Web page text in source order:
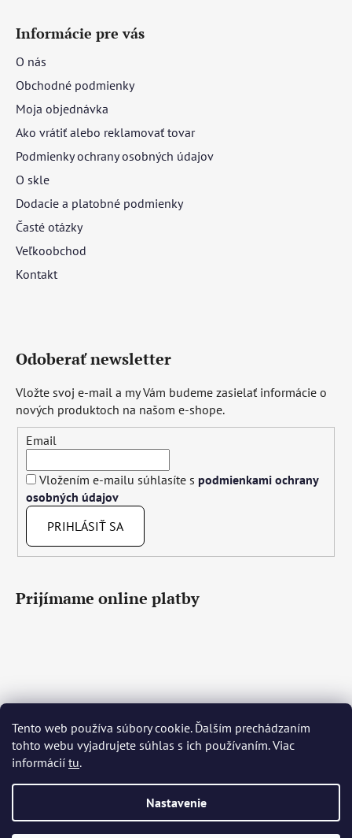
Tento web používa súbory cookie. Ďalším prechádzaním
tohto webu vyjadrujete súhlas s ich používaním. Viac
informácií tu.
Nastavenie
Informácie pre vás
O nás
Obchodné podmienky
Moja objednávka
Ako vrátiť alebo reklamovať tovar
Podmienky ochrany osobných údajov
O skle
Dodacie a platobné podmienky
Časté otázky
Veľkoobchod
Kontakt
Odoberať newsletter
Vložte svoj e-mail a my Vám budeme zasielať informácie o
nových produktoch na našom e-shope.
Email
Vložením e-mailu súhlasíte s podmienkami ochrany
osobných údajov
PRIHLÁSIŤ SA
Prijímame online platby
Čeština Slovenčina English Deutsch Magyar
Język polski Română Italiano Español Français
Português
Nederlands Українська Ελληνικά Svenska Dansk